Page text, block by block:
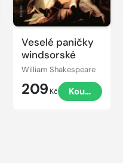
Veselé paničky
windsorské
William Shakespeare
209 Kč Koupit